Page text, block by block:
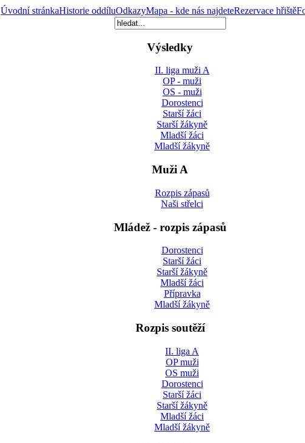
Úvodní stránkaHistorie oddíluOdkazyMapa - kde nás najdeteRezervace hřiště
Výsledky
II. liga muži A
OP - muži
OS - muži
Dorostenci
Starší žáci
Starší žákyně
Mladší žáci
Mladší žákyně
Muži A
Rozpis zápasů
Naši střelci
Mládež - rozpis zápasů
Dorostenci
Starší žáci
Starší žákyně
Mladší žáci
Přípravka
Mladší žákyně
Rozpis soutěží
II. liga A
OP muži
OS muži
Dorostenci
Starší žáci
Starší žákyně
Mladší žáci
Mladší žákyně